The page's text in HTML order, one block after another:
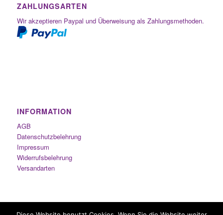
ZAHLUNGSARTEN
Wir akzeptieren Paypal und Überweisung als Zahlungsmethoden.
INFORMATION
AGB
Datenschutzbelehrung
Impressum
Widerrufsbelehrung
Versandarten